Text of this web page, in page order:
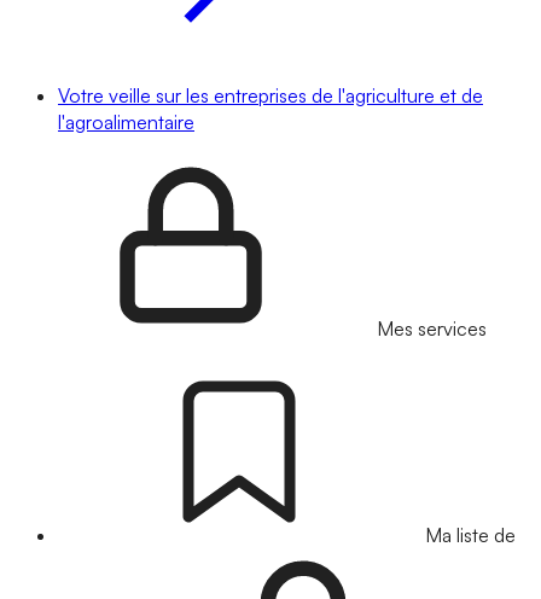
Votre veille sur les entreprises de l'agriculture et de
l'agroalimentaire
Mes services
Ma liste de